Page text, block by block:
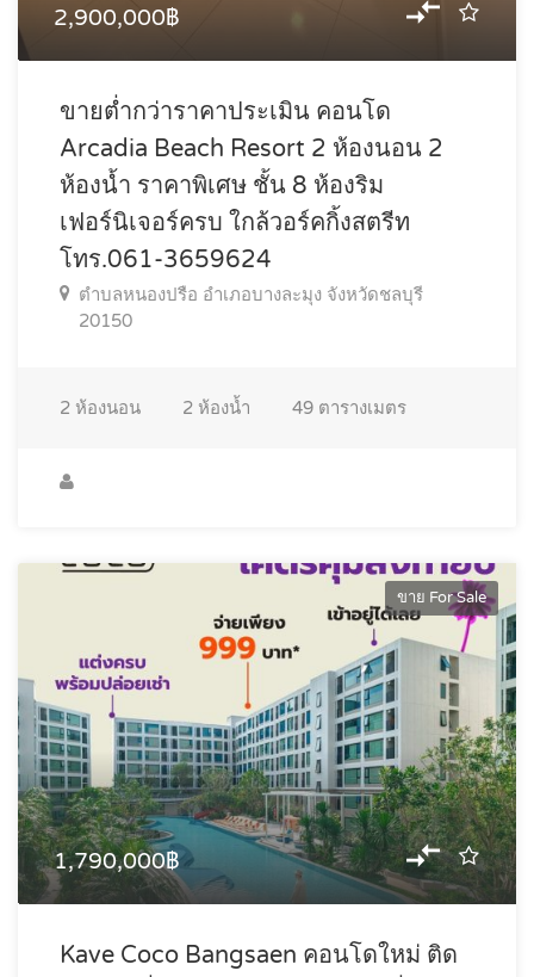
2,900,000฿
ขายต่ำกว่าราคาประเมิน คอนโด
Arcadia Beach Resort 2 ห้องนอน 2
ห้องน้ำ ราคาพิเศษ ชั้น 8 ห้องริม
เฟอร์นิเจอร์ครบ ใกล้วอร์คกิ้งสตรีท
โทร.061-3659624
ตำบลหนองปรือ อำเภอบางละมุง จังหวัดชลบุรี
20150
2 ห้องนอน 2 ห้องน้ำ 49 ตารางเมตร
ขาย For Sale
1,790,000฿
Kave Coco Bangsaen คอนโดใหม่ ติด